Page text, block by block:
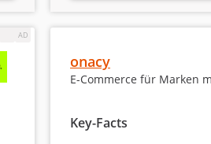
beschäftigt. Denn das Budget
Rolle.onacy
E-Commerce für Marken
Key-Facts